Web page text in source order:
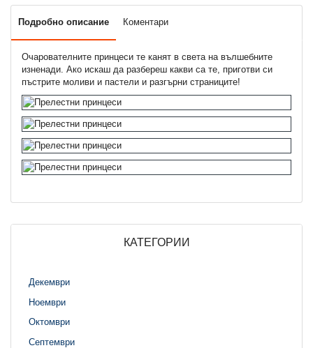
Подробно описание Коментари
Очарователните принцеси те канят в света на вълшебните
изненади. Ако искаш да разбереш какви са те, приготви си
пъстрите моливи и пастели и разгърни страниците!
КАТЕГОРИИ
Декември
Ноември
Октомври
Септември